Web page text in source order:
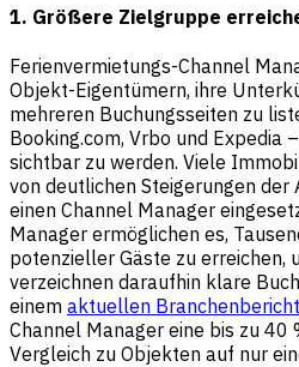
1. Größere Zielgruppe
Ferienvermietungs-Channel
Objekt-Eigentümern, ihre
mehreren Buchungsseiten zu
Booking.com, Vrbo und Expedia
sichtbar zu werden. Viele
von deutlichen Steigerungen der
einen Channel Manager
Manager ermöglichen es,
potenzieller Gäste zu erreichen,
verzeichnen daraufhin klare
einem aktuellen Branchenbericht
Channel Manager eine bis zu 40
Vergleich zu Objekten auf nur